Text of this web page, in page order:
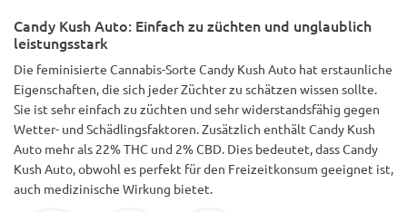
Candy Kush Auto: Einfach zu züchten und unglaublich
leistungsstark
Die feminisierte Cannabis-Sorte Candy Kush Auto hat erstaunliche
Eigenschaften, die sich jeder Züchter zu schätzen wissen sollte.
Sie ist sehr einfach zu züchten und sehr widerstandsfähig gegen
Wetter- und Schädlingsfaktoren. Zusätzlich enthält Candy Kush
Auto mehr als 22% THC und 2% CBD. Dies bedeutet, dass Candy
Kush Auto, obwohl es perfekt für den Freizeitkonsum geeignet ist,
auch medizinische Wirkung bietet.